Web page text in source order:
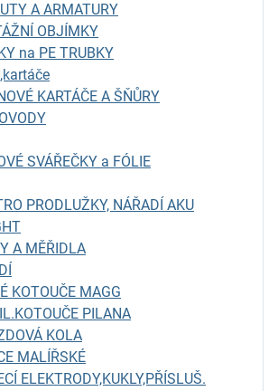
A ARMATURY
OBJÍMKY
na PE TRUBKY
KARTÁČE A ŠŇŮRY
SVÁŘEČKY a FÓLIE
PRODLUŽKY, NÁŘADÍ AKU
A MĚŘIDLA
KOTOUČE MAGG
PILANA
KOLA
MALÍŘSKÉ
ELEKTRODY,KUKLY,PŘÍSLUŠ.